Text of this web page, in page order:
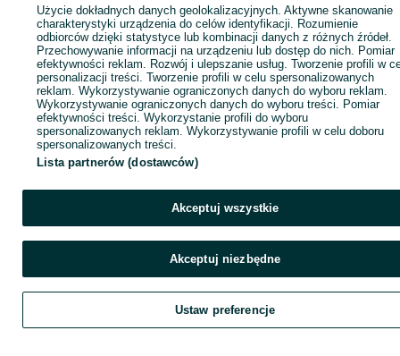
ID:729505837 Wyświetlenia:
Zadzwoń / SMS Wyślij wiadomość
Użycie dokładnych danych geolokalizacyjnych. Aktywne skanowanie
charakterystyki urządzenia do celów identyfikacji. Rozumienie
odbiorców dzięki statystyce lub kombinacji danych z różnych źródeł.
Przechowywanie informacji na urządzeniu lub dostęp do nich. Pomiar
efektywności reklam. Rozwój i ulepszanie usług. Tworzenie profili w
personalizacji treści. Tworzenie profili w celu spersonalizowanych
reklam. Wykorzystywanie ograniczonych danych do wyboru reklam.
Wykorzystywanie ograniczonych danych do wyboru treści. Pomiar
efektywności treści. Wykorzystanie profili do wyboru
spersonalizowanych reklam. Wykorzystywanie profili w celu doboru
spersonalizowanych treści.
Lista partnerów (dostawców)
Akceptuj wszystkie
Akceptuj niezbędne
Ustaw preferencje